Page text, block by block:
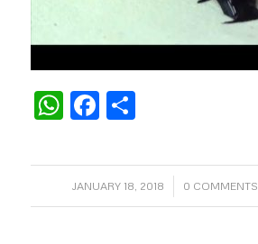
WhatsApp
Facebook
Share
JANUARY 18, 2018
/ 0 COMMENTS
/